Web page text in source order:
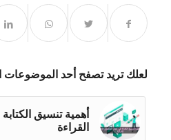
لعلك تريد تصفح أحد الموضوعات
أهمية تنسيق
القراءة